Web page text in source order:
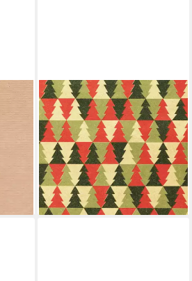
STAR
Geschenkpapier,
Geschenkpapier
Weihnachtsbäume 70cm x 2m
Rolle Grün / Rot / Natur
5,89 €
(2,95 €/ 1 m)
lieferbar - in 3-4 Werktagen bei dir